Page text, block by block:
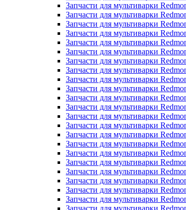
Запчасти для мультиварки
Запчасти для мультиварки
Запчасти для мультиварки
Запчасти для мультиварки
Запчасти для мультиварки
Запчасти для мультиварки
Запчасти для мультиварки
Запчасти для мультиварки
Запчасти для мультиварки
Запчасти для мультиварки
Запчасти для мультиварки
Запчасти для мультиварки
Запчасти для мультиварки
Запчасти для мультиварки
Запчасти для мультиварки
Запчасти для мультиварки
Запчасти для мультиварки
Запчасти для мультиварки
Запчасти для мультиварки
Запчасти для мультиварки
Запчасти для мультиварки
Запчасти для мультиварки
Запчасти для мультиварки